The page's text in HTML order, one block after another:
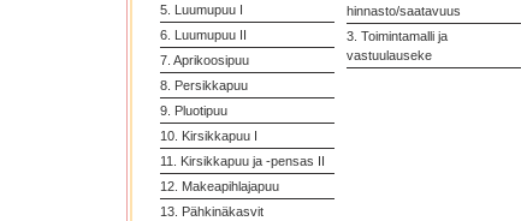
5. Luumupuu I
6. Luumupuu II
7. Aprikoosipuu
8. Persikkapuu
9. Pluotipuu
10. Kirsikkapuu I
11. Kirsikkapuu ja -pensas II
12. Makeapihlajapuu
13. Pähkinäkasvit
hinnasto/saatavuus
3. Toimintamalli ja
vastuulauseke